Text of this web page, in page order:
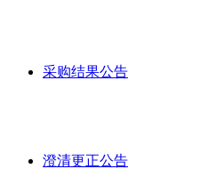
采购结果公告
澄清更正公告